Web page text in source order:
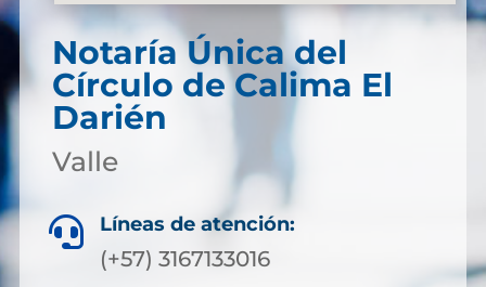
Notaría Única del
Círculo de Calima El
Darién
Valle
 Líneas de atención:
(+57) 3167133016